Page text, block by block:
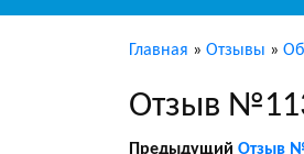
Главная » Отзывы »
Отзыв
Предыдущий Отзыв